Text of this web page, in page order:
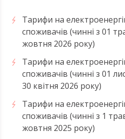
Тарифи на
споживачів (чинні з 01
жовтня 2026 року)
Тарифи на
споживачів (чинні з 01
30 квітня 2026 року)
Тарифи на
споживачів (чинні з 1
жовтня 2025 року)